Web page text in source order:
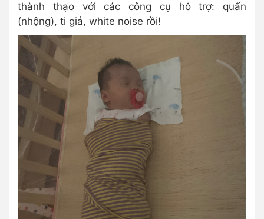
thành thạo với các công cụ hỗ trợ: quấn
(nhộng), ti giả, white noise rồi!